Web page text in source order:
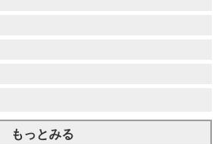
もっとみる